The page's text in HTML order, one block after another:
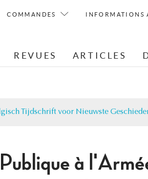
COMMANDES INFORMATIONS
REVUES ARTICLES
Tijdschrift voor Nieuwste
à